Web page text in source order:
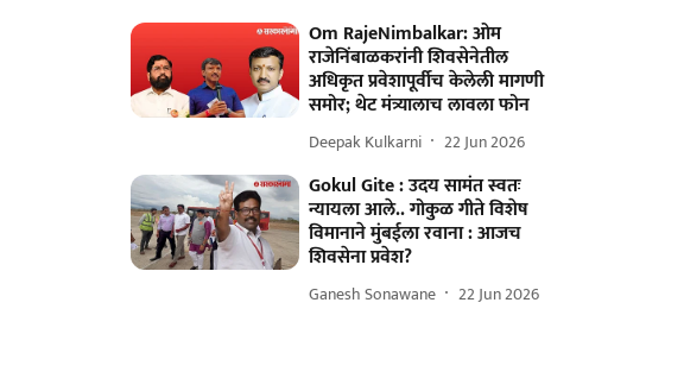
Om RajeNimbalkar: ओम
राजेनिंबाळकरांनी शिवसेनेतील
अधिकृत प्रवेशापूर्वीच केलेली मागणी
समोर; थेट मंत्र्यालाच लावला फोन
Deepak Kulkarni 22 Jun 2026
Gokul Gite : उदय सामंत स्वतः
न्यायला आले.. गोकुळ गीते विशेष
विमानाने मुंबईला रवाना : आजच
शिवसेना प्रवेश?
Ganesh Sonawane 22 Jun 2026